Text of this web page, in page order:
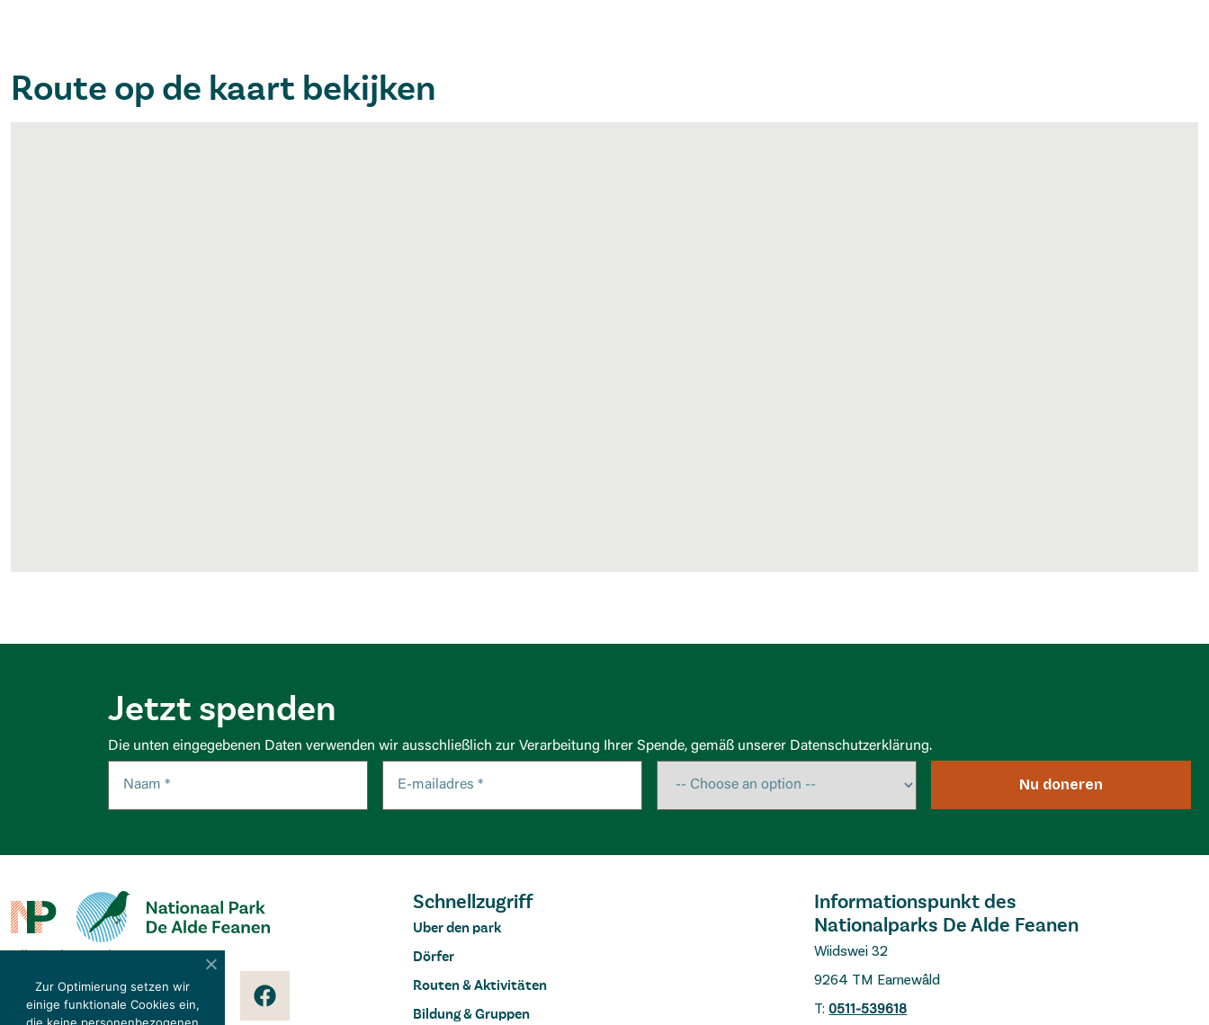
Route op de kaart bekijken
Jetzt spenden
Die unten eingegebenen Daten verwenden wir ausschließlich zur Verarbeitung Ihrer Spende, gemäß unserer Datenschutzerklärung.
Nu doneren
Folgen Sie uns auf
Schnellzugriff
Uber den park
Dörfer
Routen & Aktivitäten
Bildung & Gruppen
Informationspunkt des
Nationalparks De Alde Feanen
Wiidswei 32
9264 TM Earnewâld
T:0511-539618
Zur Optimierung setzen wir
einige funktionale Cookies ein,